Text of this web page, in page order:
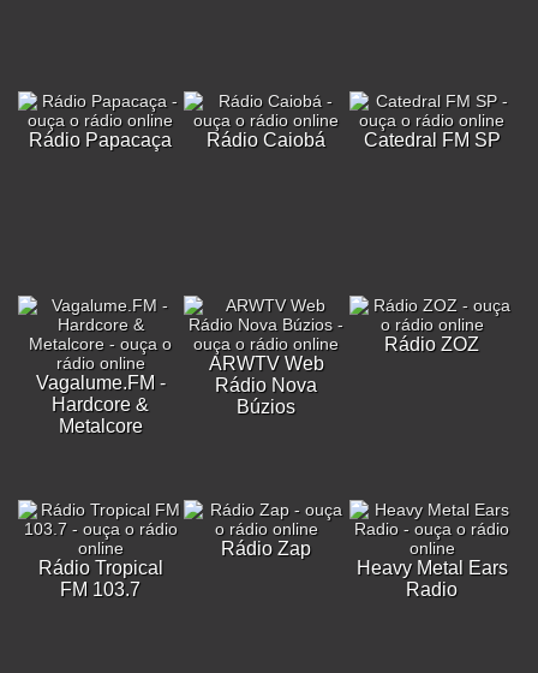
Rádio Papacaça Rádio Caiobá Catedral FM SP
Vagalume.FM -
Hardcore &
Metalcore
ARWTV Web
Rádio Nova
Búzios
Rádio ZOZ
Rádio Tropical
FM 103.7
Rádio Zap
Heavy Metal Ears
Radio